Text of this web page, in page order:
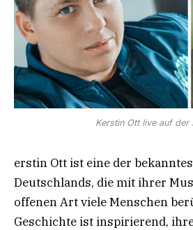
Kerstin Ott live auf der
erstin Ott ist eine der
Deutschlands, die mit ihrer
offenen Art viele Menschen
Geschichte ist inspirierend,